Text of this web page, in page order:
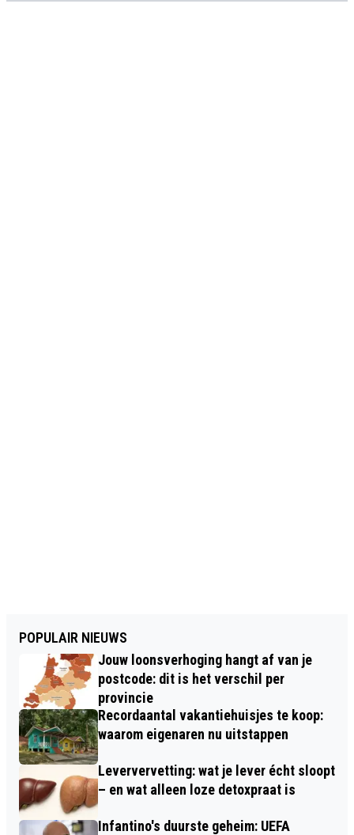
POPULAIR NIEUWS
Jouw loonsverhoging hangt af van je
postcode: dit is het verschil per
provincie
Recordaantal vakantiehuisjes te koop:
waarom eigenaren nu uitstappen
Leververvetting: wat je lever écht sloopt
– en wat alleen loze detoxpraat is
Infantino's duurste geheim: UEFA